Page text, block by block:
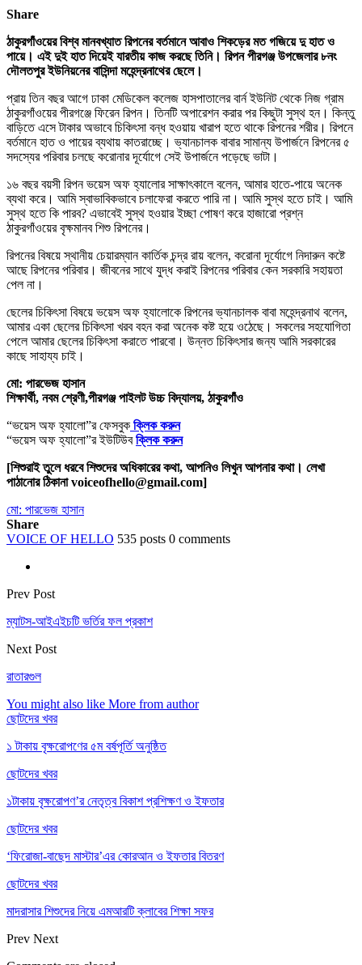
Share
ঠাকুরগাঁওয়ের বিশ্ব মানবখ্যাত রিপনের বর্তমানে আবাও শিকড়ের মত গজিয়ে দু হাত ও
পায়ে। এই দুই হাত দিয়েই যারতীয় কাজ করছে তিনি। রিপন পীরগঞ্জ উপজেলার ৮নং
দৌলতপুর ইউনিয়নের বাসিন্দা মহেন্দ্রনাথের ছেলে।
প্রায় তিন বছর আগে ঢাকা মেডিকেল কলেজ হাসপাতালের বার্ন ইউনিট থেকে নিজ গ্রাম
ঠাকুরগাঁওয়ের পীরগঞ্জে ফিরেন রিপন। তিনটি অপারেশন করার পর কিছুটা সুস্থ হন। কিন্তু
বাড়িতে এসে টাকার অভাবে চিকিৎসা বন্ধ হওয়ায় খারাপ হতে থাকে রিপনের শরীর। রিপনে
বর্তমানে হাত ও পায়ের ব্যথায় কাতরাচ্ছে। ভ্যানচালক বাবার সামান্য উপার্জনে রিপনের ৫
সদস্যের পরিবার চলছে করোনার দূর্যোগে সেই উপার্জনে পড়েছে ভাটা।
১৬ বছর বয়সী রিপন ভয়েস অফ হ্যালোর সাক্ষাৎকালে বলেন, আমার হাতে-পায়ে অনেক
ব্যথা করে। আমি স্বাভাবিকভাবে চলাফেরা করতে পারি না। আমি সুস্থ হতে চাই। আমি
সুস্থ হতে কি পারব? এভাবেই সুস্থ হওয়ার ইচ্ছা পোষণ করে হাজারো প্রশ্ন
ঠাকুরগাঁওয়ের বৃক্ষমানব শিশু রিপনের।
রিপনের বিষয়ে স্থানীয় চেয়ারম্যান কার্তিক চন্দ্র রায় বলেন, করোনা দূর্যোগে নিদারুন কষ্টে
আছে রিপনের পরিবার। জীবনের সাথে যুদ্ধ করাই রিপনের পরিবার কেন সরকারি সহায়তা
পেল না।
ছেলের চিকিৎসা বিষয়ে ভয়েস অফ হ্যালোকে রিপনের ভ্যানচালক বাবা মহেন্দ্রনাথ বলেন,
আমার একা ছেলের চিকিৎসা খরব বহন করা অনেক কষ্ট হয়ে ওঠেছে। সকলের সহযোগিতা
পেলে আমার ছেলের চিকিৎসা করাতে পারবো। উন্নত চিকিৎসার জন্য আমি সরকারের
কাছে সাহায্য চাই।
মো: পারভেজ হাসান
শিক্ষার্থী, নবম শ্রেণী,পীরগঞ্জ পাইলট উচ্চ বিদ্যালয়, ঠাকুরগাঁও
“ভয়েস অফ হ্যালো”র ফেসবুক ক্লিক করুন
“ভয়েস অফ হ্যালো”র ইউটিউবক্লিক করুন
[শিশুরাই তুলে ধরবে শিশুদের অধিকারের কথা, আপনিও লিখুন আপনার কথা। লেখা
পাঠানোর ঠিকানা voiceofhello@gmail.com]
মো: পারভেজ হাসান
Share
VOICE OF HELLO 535 posts 0 comments
Prev Post
ম্যাটস-আইএইচটি ভর্তির ফল প্রকাশ
Next Post
রাতারগুল
You might also like More from author
ছোটদের খবর
১ টাকায় বৃক্ষরোপণের ৫ম বর্ষপূর্তি অনুষ্ঠিত
ছোটদের খবর
১টাকায় বৃক্ষরোপণ’র নেতৃত্ব বিকাশ প্রশিক্ষণ ও ইফতার
ছোটদের খবর
‘ফিরোজা-বাছেদ মাস্টার’এর কোরআন ও ইফতার বিতরণ
ছোটদের খবর
মাদরাসার শিশুদের নিয়ে এমআরটি ক্লাবের শিক্ষা সফর
Prev Next